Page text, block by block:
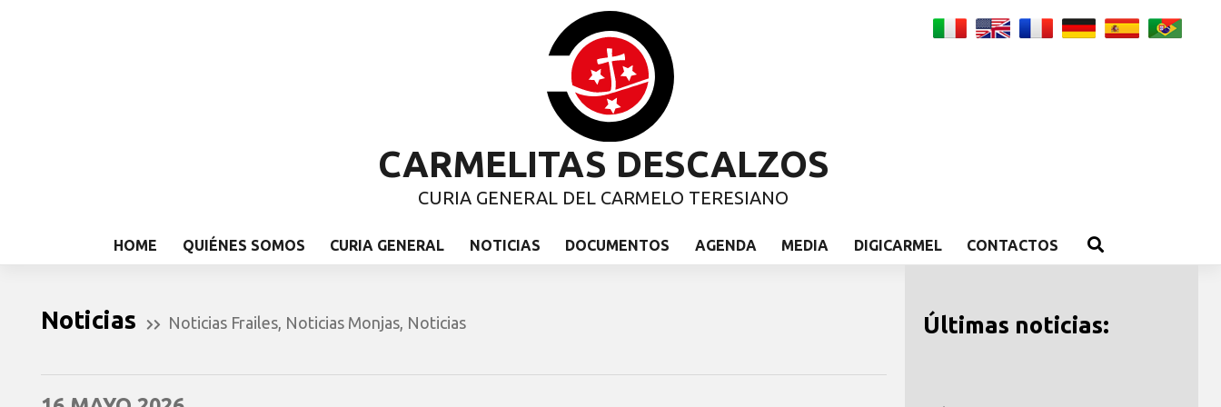
CARMELITAS DESCALZOS
CURIA GENERAL DEL CARMELO TERESIANO
HOME QUIÉNES SOMOS CURIA GENERAL NOTICIAS DOCUMENTOS AGENDA MEDIA DIGICARMEL CONTACTOS
Noticias Noticias Frailes Noticias Monjas Noticias Últimas noticias: